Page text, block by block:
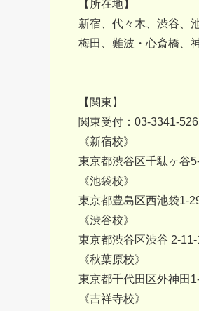
【所在地】
新宿、代々木、渋谷、
梅田、難波・心斎橋、
【関東】
関東受付：03-3341-
《新宿校》
東京都渋谷区千駄ヶ谷
《池袋校》
東京都豊島区西池袋1-
《渋谷校》
東京都渋谷区渋谷
《秋葉原校》
東京都千代田区外神田
《吉祥寺校》